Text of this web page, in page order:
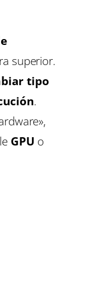
superior.
tipo
.
GPU o